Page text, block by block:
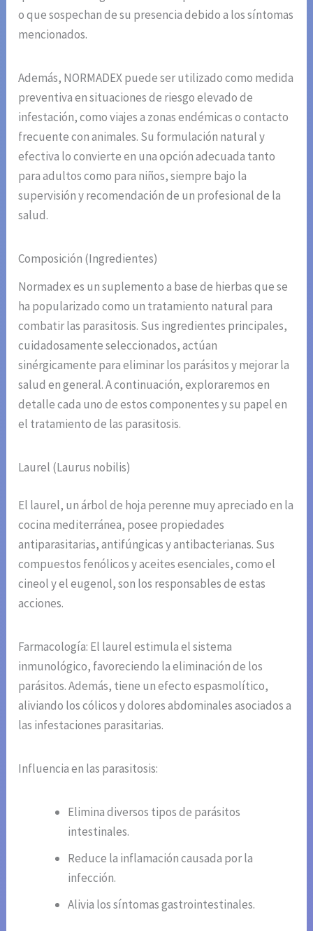
o que sospechan de su presencia debido a los síntomas
mencionados.
Además, NORMADEX puede ser utilizado como medida
preventiva en situaciones de riesgo elevado de
infestación, como viajes a zonas endémicas o contacto
frecuente con animales. Su formulación natural y
efectiva lo convierte en una opción adecuada tanto
para adultos como para niños, siempre bajo la
supervisión y recomendación de un profesional de la
salud.
Composición (Ingredientes)
Normadex es un suplemento a base de hierbas que se
ha popularizado como un tratamiento natural para
combatir las parasitosis. Sus ingredientes principales,
cuidadosamente seleccionados, actúan
sinérgicamente para eliminar los parásitos y mejorar la
salud en general. A continuación, exploraremos en
detalle cada uno de estos componentes y su papel en
el tratamiento de las parasitosis.
Laurel (Laurus nobilis)
El laurel, un árbol de hoja perenne muy apreciado en la
cocina mediterránea, posee propiedades
antiparasitarias, antifúngicas y antibacterianas. Sus
compuestos fenólicos y aceites esenciales, como el
cineol y el eugenol, son los responsables de estas
acciones.
Farmacología: El laurel estimula el sistema
inmunológico, favoreciendo la eliminación de los
parásitos. Además, tiene un efecto espasmolítico,
aliviando los cólicos y dolores abdominales asociados a
las infestaciones parasitarias.
Influencia en las parasitosis:
Elimina diversos tipos de parásitos
intestinales.
Reduce la inflamación causada por la
infección.
Alivia los síntomas gastrointestinales.